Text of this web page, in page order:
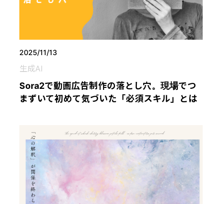
2025/11/13
生成AI
Sora2で動画広告制作の落とし穴。現場でつ
まずいて初めて気づいた「必須スキル」とは